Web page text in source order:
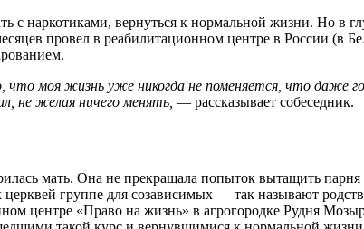
с наркотиками, вернуться к нормальной жизни. Но
провел в реабилитационном центре в России (в
что моя жизнь уже никогда не поменяется, что даже
не желая ничего менять, — рассказывает собеседник.
мать. Она не прекращала попыток вытащить
группе для созависимых — так называют
центре «Право на жизнь» в агрогородке Рудня